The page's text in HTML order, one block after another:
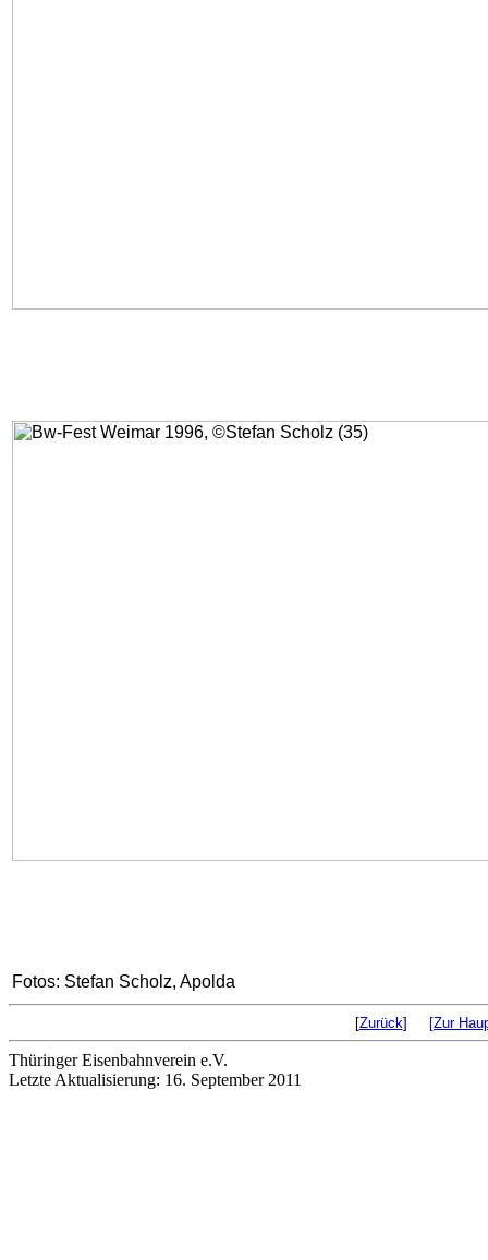
Fotos: Stefan Scholz, Apolda
[Zurück] [Zur
Thüringer Eisenbahnverein e.V.
Letzte Aktualisierung: 16. September 2011